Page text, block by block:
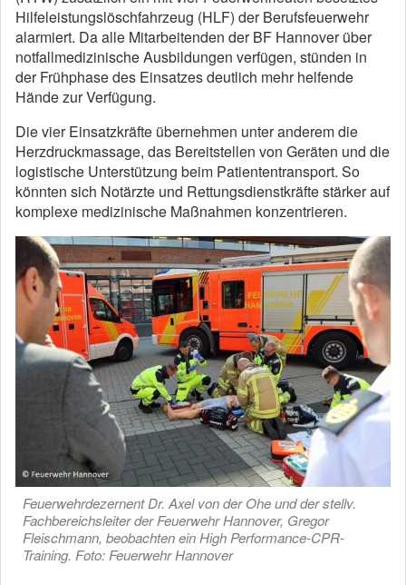
Hilfeleistungslöschfahrzeug (HLF) der Berufsfeuerwehr
alarmiert. Da alle Mitarbeitenden der BF Hannover über
notfallmedizinische Ausbildungen verfügen, stünden in
der Frühphase des Einsatzes deutlich mehr helfende
Hände zur Verfügung.
Die vier Einsatzkräfte übernehmen unter anderem die
Herzdruckmassage, das Bereitstellen von Geräten und die
logistische Unterstützung beim Patiententransport. So
könnten sich Notärzte und Rettungsdienstkräfte stärker auf
komplexe medizinische Maßnahmen konzentrieren.
Feuerwehrdezernent Dr. Axel von der Ohe und der stellv.
Fachbereichsleiter der Feuerwehr Hannover, Gregor
Fleischmann, beobachten ein High Performance-CPR-
Training. Foto: Feuerwehr Hannover